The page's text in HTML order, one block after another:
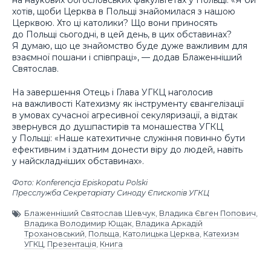
хотів, щоби Церква в Польщі знайомилася з нашою
Церквою. Хто ці католики? Що вони приносять
до Польщі сьогодні, в цей день, в цих обставинах?
Я думаю, що це знайомство буде дуже важливим для
взаємної пошани і співпраці», — додав Блаженніший
Святослав.
На завершення Отець і Глава УГКЦ наголосив
на важливості Катехизму як інструменту євангелізації
в умовах сучасної агресивної секуляризації, а відтак
звернувся до душпастирів та монашества УГКЦ
у Польщі: «Наше катехитичне служіння повинно бути
ефективним і здатним донести віру до людей, навіть
у найскладніших обставинах».
Фото: Konferencja Episkopatu Polski
Пресслужба Секретаріату Синоду Єпископів УГКЦ
Блаженніший Святослав Шевчук Владика Євген Попович
Владика Володимир Ющак Владика Аркадій
Трохановський Польща Католицька Церква Катехизм
УГКЦ Презентація Книга